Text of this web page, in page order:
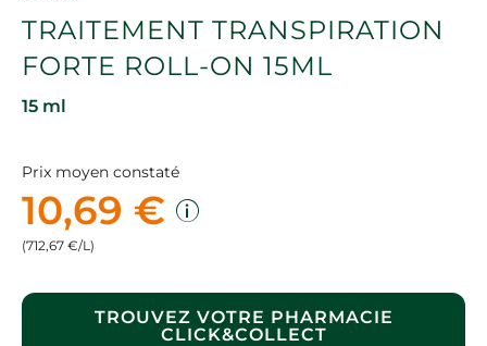
TRAITEMENT TRANSPIRATION
FORTE ROLL-ON 15ML
15 ml
Prix moyen constaté
10,69 €
(712,67 €/L)
TROUVEZ VOTRE PHARMACIE
CLICK&COLLECT